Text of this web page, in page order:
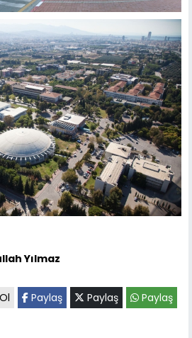
Yılmaz
Paylaş Paylaş Paylaş